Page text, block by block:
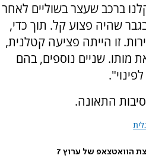
ברכב שעצר בשוליים לאחר
שהיה פצוע קל. תוך כדי,
זו הייתה פציעה קטלנית,
מותו. שניים נוספים, בהם
התאונה.
הוואטצאפ של ערוץ 7